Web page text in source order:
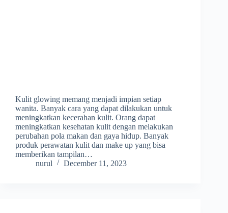
Kulit glowing memang menjadi impian setiap
wanita. Banyak cara yang dapat dilakukan untuk
meningkatkan kecerahan kulit. Orang dapat
meningkatkan kesehatan kulit dengan melakukan
perubahan pola makan dan gaya hidup. Banyak
produk perawatan kulit dan make up yang bisa
memberikan tampilan…
nurul
December 11, 2023